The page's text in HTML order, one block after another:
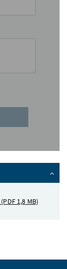
(PDF 1,8 MB)